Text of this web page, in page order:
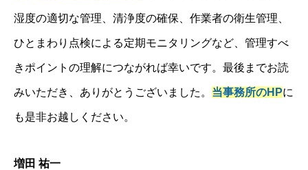
湿度の適切な管理、清浄度の確保、作業者の衛生管理、
ひとまわり点検による定期モニタリングなど、管理すべ
きポイントの理解につながれば幸いです。最後までお読
みいただき、ありがとうございました。 当事務所のHPに
も是非お越しください。
増田 祐一